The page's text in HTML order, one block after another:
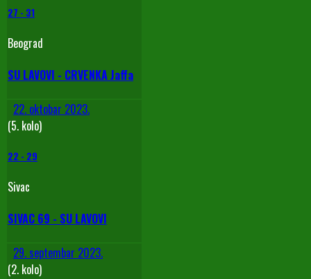
27 - 31
Beograd
SU LAVOVI - CRVENKA Jaffa
22. oktobar 2023.
(5. kolo)
22 - 29
Sivac
SIVAC 69 - SU LAVOVI
29. septembar 2023.
(2. kolo)